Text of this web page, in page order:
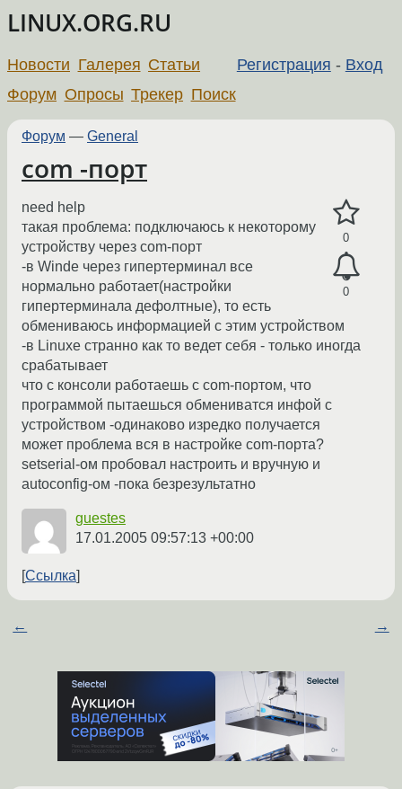
LINUX.ORG.RU
Регистрация - Вход
Новости Галерея Статьи
Форум Опросы Трекер Поиск
Форум — General
com -порт
0
0
need help
такая проблема: подключаюсь к некоторому
устройству через com-порт
-в Winde через гипертерминал все
нормально работает(настройки
гипертерминала дефолтные), то есть
обмениваюсь информацией с этим устройством
-в Linuxe странно как то ведет себя - только иногда
срабатывает
что с консоли работаешь с com-портом, что
программой пытаешься обмениватся инфой с
устройством -одинаково изредко получается
может проблема вся в настройке com-порта?
setserial-ом пробовал настроить и вручную и
autoconfig-ом -пока безрезультатно
guestes
17.01.2005 09:57:13 +00:00
Ссылка
← →